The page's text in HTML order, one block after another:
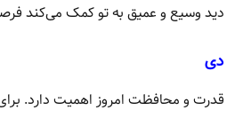
دید وسیع و عمیق به تو کمک می‌کند
دی
قدرت و محافظت امروز اهمیت دارد.